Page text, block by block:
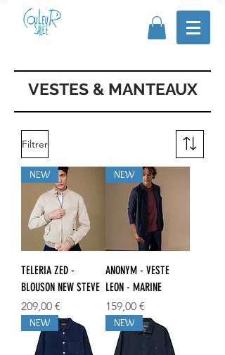
VESTES & MANTEAUX
Filtrer
NEW
TELERIA ZED -
BLOUSON NEW STEVE
Prix
209,00 €
NEW
ANONYM - VESTE
LEON - MARINE
Prix
159,00 €
NEW NEW